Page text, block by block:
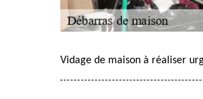
Vidage de maison à réaliser